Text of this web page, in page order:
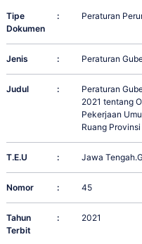
Tipe
Dokumen
: Peraturan
Jenis : Peraturan
Judul :
Peraturan
2021 tentang
Pekerjaan
Ruang
T.E.U : Jawa
Nomor : 45
Tahun
Terbit
: 2021